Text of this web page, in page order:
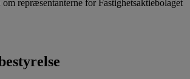
repræsentanterne for Fastighetsaktiebolaget